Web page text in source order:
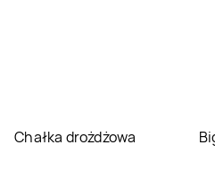
Chałka drożdżowa